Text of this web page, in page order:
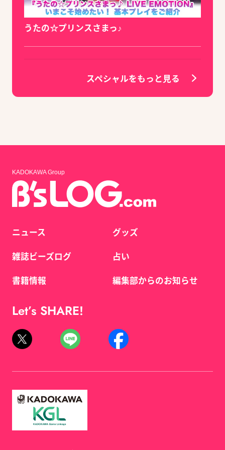
うたの☆プリンスさまっ♪
スペシャルをもっと見る
KADOKAWA Group
ニュース
雑誌ビーズログ
書籍情報
グッズ
占い
編集部からのお知らせ
Let’s SHARE!